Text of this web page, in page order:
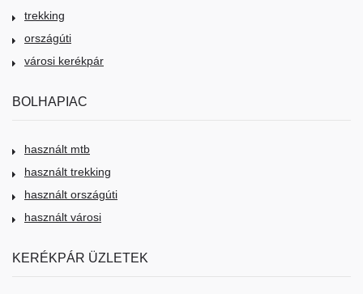
trekking
országúti
városi kerékpár
BOLHAPIAC
használt mtb
használt trekking
használt országúti
használt városi
KERÉKPÁR ÜZLETEK